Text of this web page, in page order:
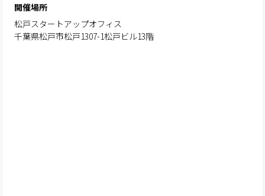
開催場所
松戸スタートアップオフィス
千葉県松戸市松戸1307-1松戸ビル13階